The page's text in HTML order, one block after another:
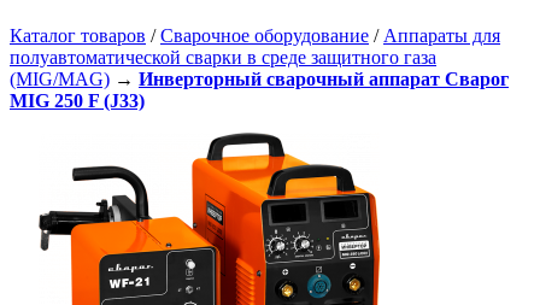
Каталог товаров /Сварочное оборудование /Аппараты для
полуавтоматической сварки в среде защитного газа
(MIG/MAG) → Инверторный сварочный аппарат Сварог
MIG 250 F (J33)